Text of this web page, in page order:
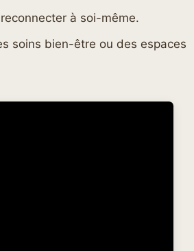
à soi-même.
soins bien-être ou des espaces